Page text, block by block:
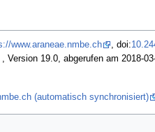
www.araneae.nmbe.ch , doi:
, Version 19.0, abgerufen am 2018-
(automatisch synchronisiert)